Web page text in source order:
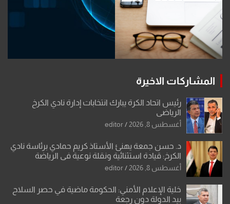
المشاركات الاخيرة
رئيس اتحاد الكرة يبارك انتخابات إدارة نادي الكرخ
الرياضي
أغسطس 8, 2026 editor
د. حسن جمعة يهنئ الأستاذ كريم حمادي برئاسة نادي
الكرخ: قيادة استثنائية ونقلة نوعية في الرياضة
العراقية
أغسطس 8, 2026 editor
خلية الإعلام الأمني: الحكومة ماضية في حصر السلاح
بيد الدولة دون رجعة